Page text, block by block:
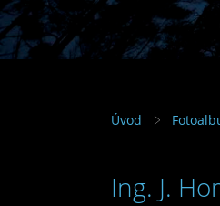
Úvod
Ing. J.